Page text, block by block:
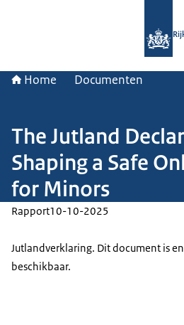
Home Documenten
The Jutland
Shaping a Safe
for Minors
Rapport10-10-2025
Jutlandverklaring. Dit document is
beschikbaar.